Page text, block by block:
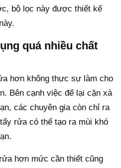
bộ lọc này được thiết kế
quá nhiều chất
hơn không thực sự làm cho
Bên cạnh việc để lại cặn xà
các chuyên gia còn chỉ ra
rửa có thể tạo ra mùi khó
hơn mức cần thiết cũng